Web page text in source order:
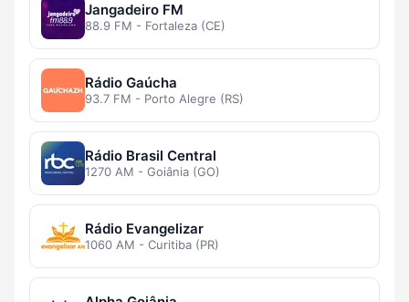
Jangadeiro FM
88.9 FM - Fortaleza (CE)
Rádio Gaúcha
93.7 FM - Porto Alegre (RS)
Rádio Brasil Central
1270 AM - Goiânia (GO)
Rádio Evangelizar
1060 AM - Curitiba (PR)